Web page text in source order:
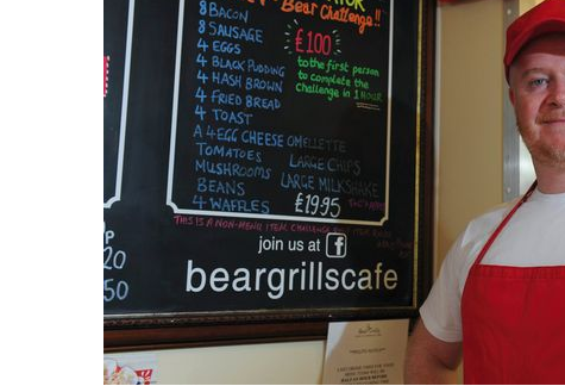
S
e
a
c
h
f
o